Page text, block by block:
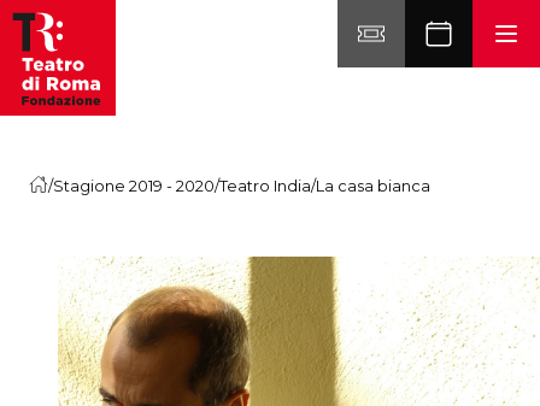
Vai al contenuto
/Stagione 2019 - 2020/Teatro India/La casa bianca